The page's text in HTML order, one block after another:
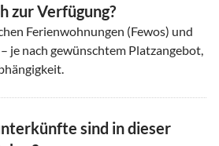
zur Verfügung?
Ferienwohnungen (Fewos) und
je nach gewünschtem Platzangebot,
sind in dieser